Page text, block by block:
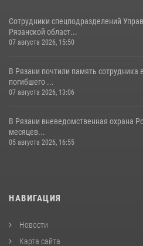
Сотрудники спецподразделений
Рязанской област...
07 августа 2026, 15:50
В Рязани почтили память
погибшего ...
07 августа 2026, 13:06
В Рязани вневедомственная охрана
месяцев...
05 августа 2026, 16:55
НАВИГАЦИЯ
Новости
Карта сайта